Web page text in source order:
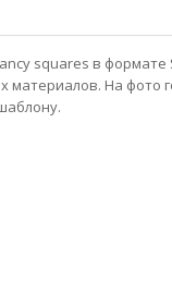
squares в формате
материалов. На фото